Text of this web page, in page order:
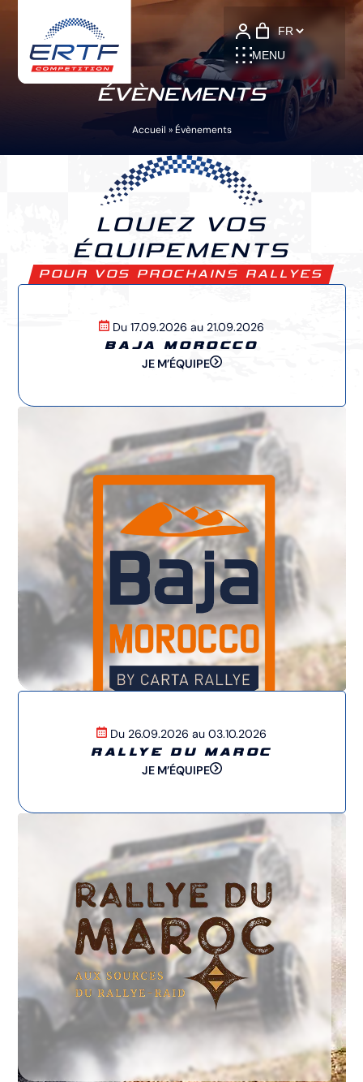
MENU
Language
ÉVÈNEMENTS
Accueil »Évènements
LOUEZ VOS
ÉQUIPEMENTS
POUR VOS PROCHAINS RALLYES
Du 17.09.2026 au 21.09.2026
BAJA MOROCCO
JE M’ÉQUIPE
Du 26.09.2026 au 03.10.2026
RALLYE DU MAROC
JE M’ÉQUIPE